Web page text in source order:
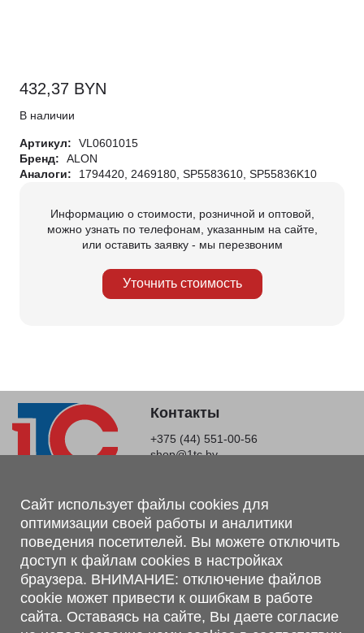
432,37 BYN
В наличии
Артикул:
VL0601015
Бренд:
ALON
Аналоги:
1794420, 2469180, SP5583610, SP55836K10
Информацию о стоимости, розничной и оптовой,
можно узнать по телефонам, указанным на сайте,
или оставить заявку - мы перезвоним
Уточнить стоимость
Контакты
+375 (44) 551-00-56
shop@1tc.by
Магазин, склад
г. Минск, Минский р-н, п. Привольный, ул. Мира, 20А,
223062
г. Брест, ул. Лейтенанта Рябцева, 108 В, 224701
Обращаем Ваше внимание, что вся предоставленная на сайте
информация, касающаяся комплектаций, технических
характеристик, цветовых сочетаний, а также стоимости и
Сайт использует файлы cookies для
оптимизации своей работы и аналитики
поведения посетителей. Вы можете отключить
доступ к файлам cookies в настройках
браузера. ВНИМАНИЕ: отключение файлов
cookie может привести к ошибкам в работе
сайта. Оставаясь на сайте, Вы даете согласие